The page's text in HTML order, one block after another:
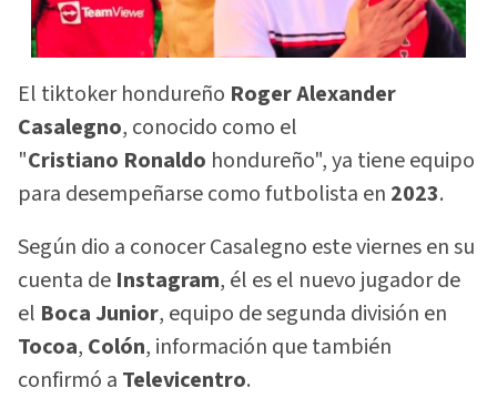
El tiktoker hondureño Roger Alexander
Casalegno, conocido como el
"Cristiano Ronaldo hondureño", ya tiene equipo
para desempeñarse como futbolista en 2023.
Según dio a conocer Casalegno este viernes en su
cuenta de Instagram, él es el nuevo jugador de
el Boca Junior, equipo de segunda división en
Tocoa, Colón, información que también
confirmó a Televicentro.